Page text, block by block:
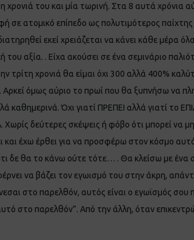
χρονιά του και μία τωρινή. Στα 8 αυτά χρόνια
σε ατομικό επίπεδο ως πολυτιμότερος
εκεί χρειάζεται να κάνει κάθε μέρα
του αξία. . Είχα ακούσει σε ένα σεμινάριο
τρίτη χρονιά θα είμαι όχι 300 αλλά 400%
Αρκεί όμως αύριο το πρωί που θα ξυπνήσω να
καθημερινά. Όχι γιατί ΠΡΕΠΕΙ αλλά γιατί το
δεύτερες σκέψεις ή φόβο ότι μπορεί να
και έχω έρθει για να προσφέρω στον κόσμο
δε θα το κάνω ούτε τότε… . Θα κλείσω με
να βάζει τον εγωισμό του στην άκρη,
στο παρελθόν, αυτός είναι ο εγωϊσμός
στο παρελθόν”. Από την άλλη, όταν